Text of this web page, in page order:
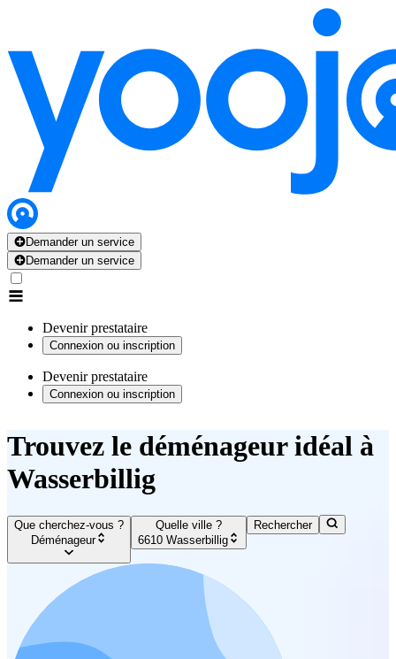
Demander un service
Demander un service
Devenir prestataire
Connexion ou inscription
Devenir prestataire
Connexion ou inscription
Trouvez le déménageur idéal à
Wasserbillig
Que cherchez-vous ?
Déménageur
Quelle ville ?
6610 Wasserbillig
Rechercher